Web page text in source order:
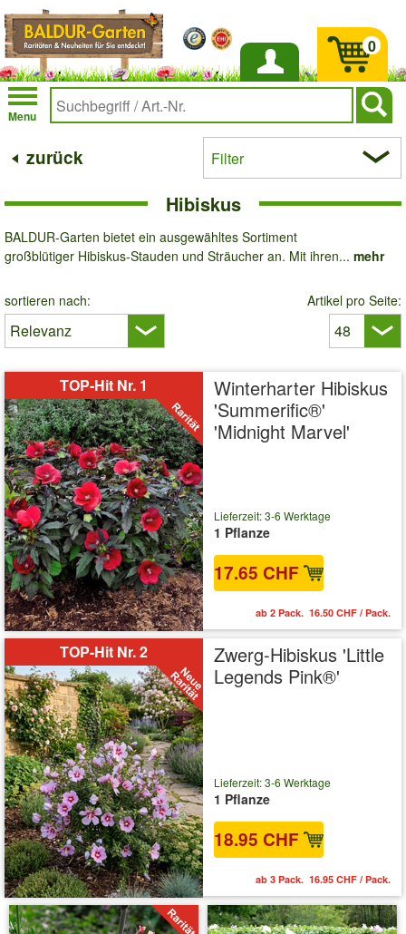
Anmelden
Menu
0
zurück Filter
Hibiskus
BALDUR-Garten bietet ein ausgewähltes Sortiment
großblütiger Hibiskus-Stauden und Sträucher an. Mit ihren... mehr
sortieren nach: Artikel pro Seite:
TOP-Hit Nr. 1
Winterharter Hibiskus
'Summerific®'
'Midnight Marvel'
Lieferzeit: 3-6 Werktage
1 Pflanze
17.65 CHF
ab 2 Pack. 16.50 CHF / Pack.
TOP-Hit Nr. 2
Zwerg-Hibiskus 'Little
Legends Pink®'
Lieferzeit: 3-6 Werktage
1 Pflanze
18.95 CHF
ab 3 Pack. 16.95 CHF / Pack.